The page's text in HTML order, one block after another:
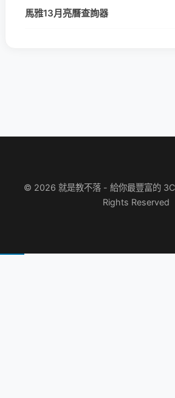
馬雅13月亮曆查詢器
© 2026 就是教不落 - 給你最豐富的
Rights Reserved